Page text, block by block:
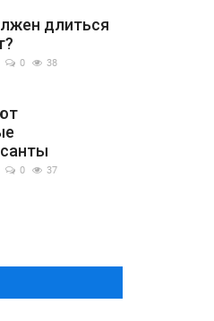
длиться
0 38
0 37